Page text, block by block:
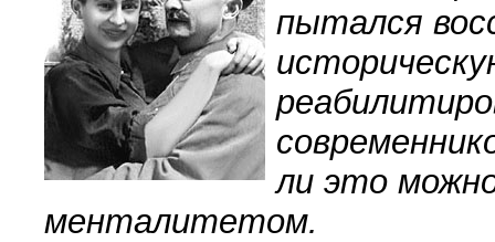
пытался
ли это
менталитетом.